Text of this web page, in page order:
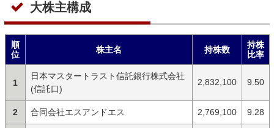
大株主構成
順
位
株主名 持株数
持株
比率
1
日本マスタートラスト信託銀行株式会社
(信託口)
2,832,100 9.50
2 合同会社エスアンドエス 2,769,100 9.28